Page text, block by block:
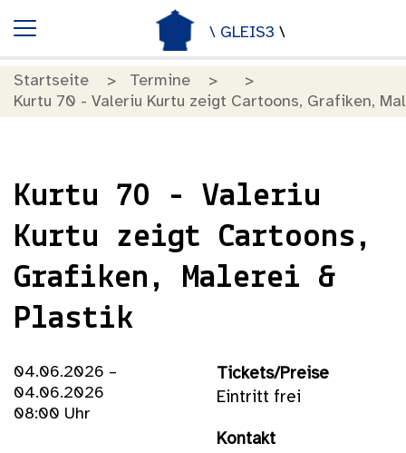
\ GLEIS3\
Startseite
Termine
Kurtu 70 - Valeriu Kurtu zeigt Cartoons, Grafiken,
Kurtu 70 - Valeriu
Kurtu zeigt Cartoons,
Grafiken, Malerei &
Plastik
04.06.2026 –
04.06.2026
08:00 Uhr
Tickets/Preise
Eintritt frei
Kontakt